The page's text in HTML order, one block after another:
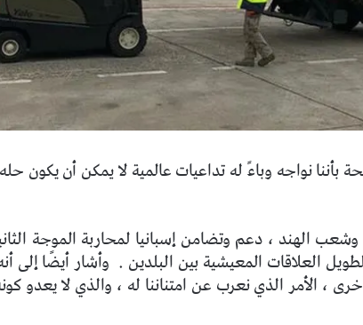
نواجه وباءً له تداعيات عالمية لا يمكن أن يكون حله
العلاقات المعيشية بين البلدين . وأشار أيضًا إلى
الأمر الذي نعرب عن امتناننا له ، والذي لا يعدو